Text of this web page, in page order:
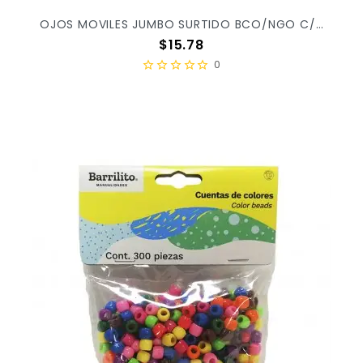
OJOS MOVILES JUMBO SURTIDO BCO/NGO C/66PZ OM09J X/72
Precio
$15.78
0